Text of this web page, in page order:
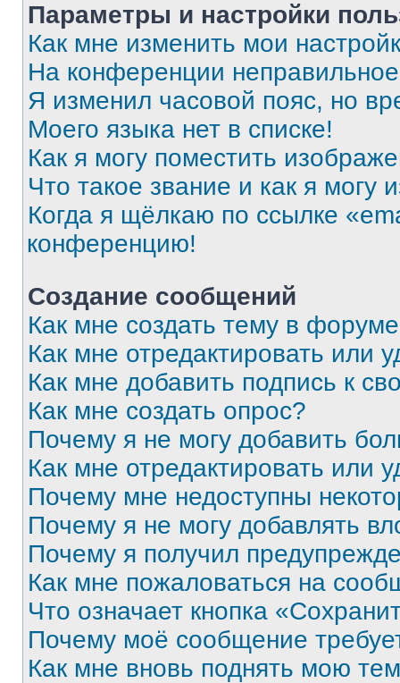
Параметры и настройки
Как мне изменить мои
На конференции
Я изменил часовой пояс, но
Моего языка нет в списке!
Как я могу поместить
Что такое звание и как я могу
Когда я щёлкаю по ссылке
конференцию!
Создание сообщений
Как мне создать тему в
Как мне отредактировать или
Как мне добавить подпись к
Как мне создать опрос?
Почему я не могу добавить
Как мне отредактировать или
Почему мне недоступны
Почему я не могу добавлять
Почему я получил
Как мне пожаловаться на
Что означает кнопка
Почему моё сообщение
Как мне вновь поднять мою